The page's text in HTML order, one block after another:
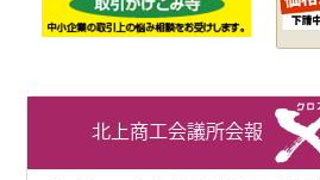
北上商工会議所会報